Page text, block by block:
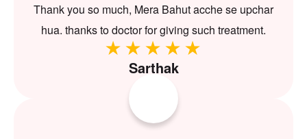
Thank you so much, Mera Bahut acche se upchar
hua. thanks to doctor for giving such treatment.
Sarthak